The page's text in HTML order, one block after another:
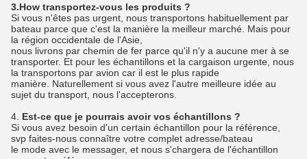
3.How transportez-vous les produits ?
Si vous n'êtes pas urgent, nous transportons habituellement par
bateau parce que c'est la manière la meilleur marché. Mais pour
la région occidentale de l'Asie,
nous livrons par chemin de fer parce qu'il n'y a aucune mer à se
transporter. Et pour les échantillons et la cargaison urgente, nous
la transportons par avion car il est le plus rapide
manière. Naturellement si vous avez l'autre meilleure idée au
sujet du transport, nous l'accepterons.
4. Est-ce que je pourrais avoir vos échantillons ?
Si vous avez besoin d'un certain échantillon pour la référence,
svp faites-nous connaître votre complet adresse/bateau
le mode avec le messager, et nous s'chargera de l'échantillon